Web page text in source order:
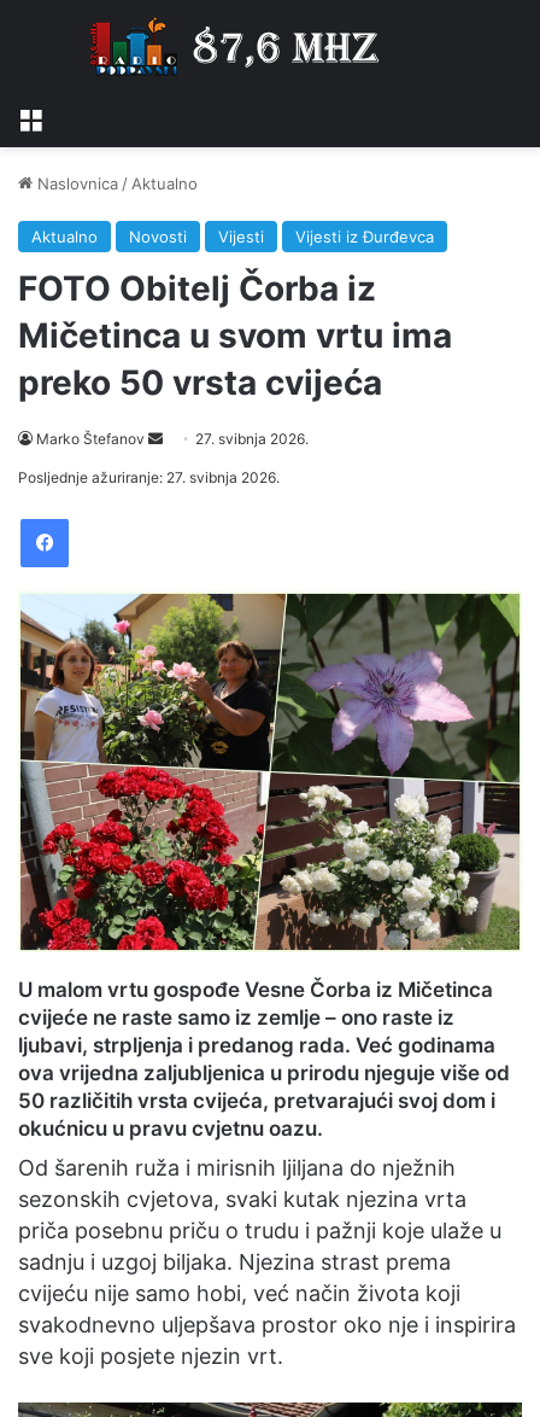
Naslovnica / Aktualno
Aktualno Novosti Vijesti Vijesti iz Đurđevca
FOTO Obitelj Čorba iz
Mičetinca u svom vrtu ima
preko 50 vrsta cvijeća
Marko Štefanov
e
e
m
a
i
l
27. svibnja 2026.
Posljednje ažuriranje: 27. svibnja 2026.
U malom vrtu gospođe Vesne Čorba iz Mičetinca
cvijeće ne raste samo iz zemlje – ono raste iz
ljubavi, strpljenja i predanog rada. Već godinama
ova vrijedna zaljubljenica u prirodu njeguje više od
50 različitih vrsta cvijeća, pretvarajući svoj dom i
okućnicu u pravu cvjetnu oazu.
Od šarenih ruža i mirisnih ljiljana do nježnih
sezonskih cvjetova, svaki kutak njezina vrta
priča posebnu priču o trudu i pažnji koje ulaže u
sadnju i uzgoj biljaka. Njezina strast prema
cvijeću nije samo hobi, već način života koji
svakodnevno uljepšava prostor oko nje i inspirira
sve koji posjete njezin vrt.